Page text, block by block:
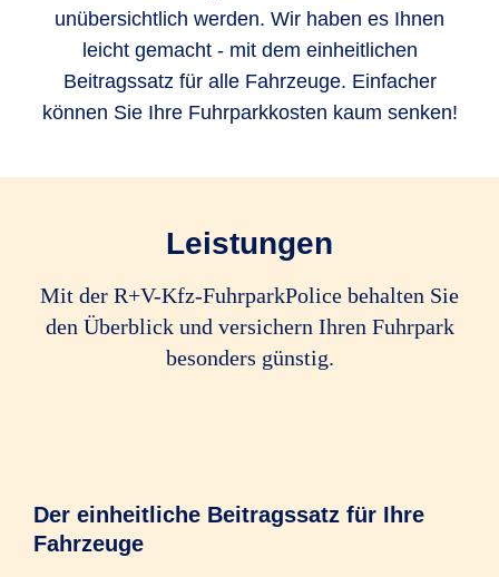
unübersichtlich werden. Wir haben es Ihnen
leicht gemacht - mit dem einheitlichen
Beitragssatz für alle Fahrzeuge. Einfacher
können Sie Ihre Fuhrparkkosten kaum senken!
Leistungen
Mit der R+V-Kfz-FuhrparkPolice behalten Sie
den Überblick und versichern Ihren Fuhrpark
besonders günstig.
Der einheitliche Beitragssatz für Ihre
Fahrzeuge